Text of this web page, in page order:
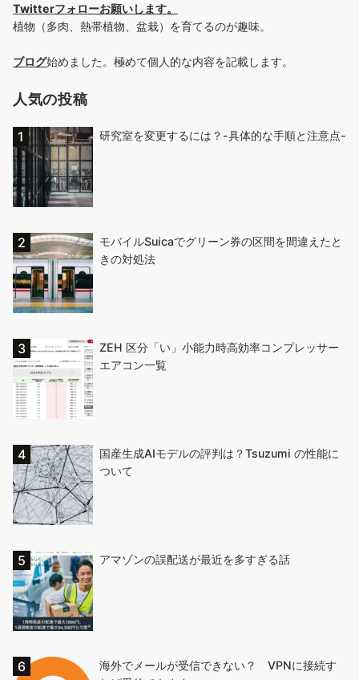
Twitterフォローお願いします。
植物（多肉、熱帯植物、盆栽）を育てるのが趣味。
ブログ始めました。極めて個人的な内容を記載します。
人気の投稿
研究室を変更するには？-具体的な手順と注意点-
モバイルSuicaでグリーン券の区間を間違えたと
きの対処法
ZEH 区分「い」小能力時高効率コンプレッサー
エアコン一覧
国産生成AIモデルの評判は？Tsuzumi の性能に
ついて
アマゾンの誤配送が最近を多すぎる話
海外でメールが受信できない？ VPNに接続す